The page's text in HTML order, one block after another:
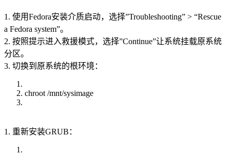
1. 使用Fedora安装介质启动，选择”Troubleshooting” > “Rescue
a Fedora system”。
2. 按照提示进入救援模式，选择”Continue”让系统挂载原系统
分区。
3. 切换到原系统的根环境：
chroot /mnt/sysimage
1. 重新安装GRUB：